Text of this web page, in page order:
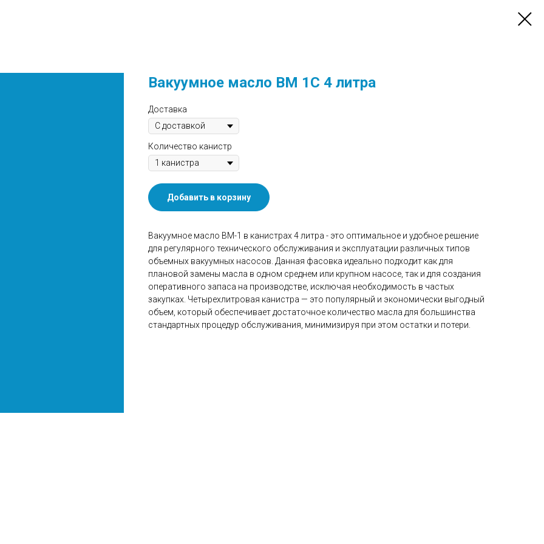
Вакуумное масло ВМ 1С 4 литра
Доставка
Количество канистр
Добавить в корзину
Вакуумное масло ВМ-1 в канистрах 4 литра - это оптимальное и удобное решение
для регулярного технического обслуживания и эксплуатации различных типов
объемных вакуумных насосов. Данная фасовка идеально подходит как для
плановой замены масла в одном среднем или крупном насосе, так и для создания
оперативного запаса на производстве, исключая необходимость в частых
закупках. Четырехлитровая канистра — это популярный и экономически выгодный
объем, который обеспечивает достаточное количество масла для большинства
стандартных процедур обслуживания, минимизируя при этом остатки и потери.